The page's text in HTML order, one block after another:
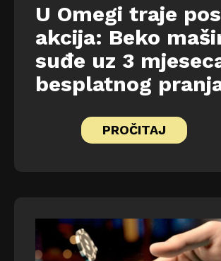
U Omegi traje
akcija: Beko
suđe uz 3
besplatnog
PROČITAJ